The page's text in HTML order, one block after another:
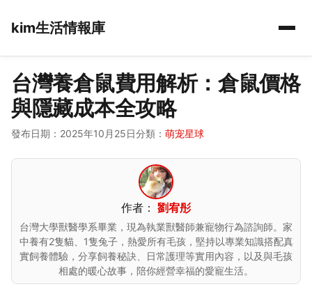
kim生活情報庫
台灣養倉鼠費用解析：倉鼠價格
與隱藏成本全攻略
發布日期：2025年10月25日分類： 萌宠星球
作者： 劉宥彤
台灣大學獸醫學系畢業，現為執業獸醫師兼寵物行為諮詢師。家
中養有2隻貓、1隻兔子，熱愛所有毛孩，堅持以專業知識搭配真
實飼養體驗，分享飼養秘訣、日常護理等實用內容，以及與毛孩
相處的暖心故事，陪你經營幸福的愛寵生活。